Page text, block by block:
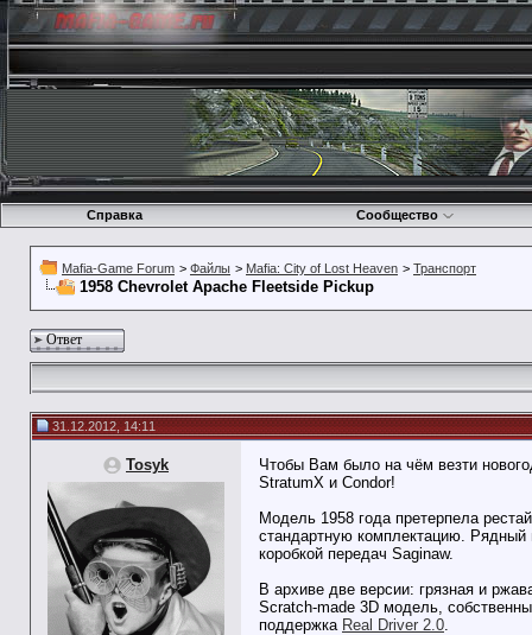
Справка Сообщество
Mafia-Game Forum > Файлы > Mafia: City of Lost Heaven > Транспорт
1958 Chevrolet Apache Fleetside Pickup
Ответ
31.12.2012, 14:11
Tosyk
Чтобы Вам было на чём везти
StratumX и Condor!
Модель 1958 года претерпела
стандартную комплектацию. Рядный
коробкой передач Saginaw.
В архиве две версии: грязная и
Scratch-made 3D модель,
поддержка Real Driver 2.0.